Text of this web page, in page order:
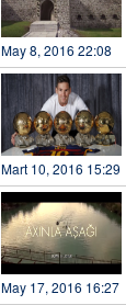
May 8, 2016 22:08
Mart 10, 2016 15:29
May 17, 2016 16:27